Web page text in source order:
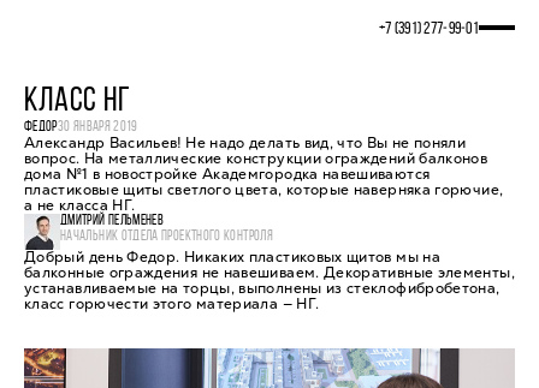
+7 (391) 277‒99‒01
КЛАСС НГ
ФЕДОР30 ЯНВАРЯ 2019
Александр Васильев! Не надо делать вид, что Вы не поняли
вопрос. На металлические конструкции ограждений балконов
дома №1 в новостройке Академгородка навешиваются
пластиковые щиты светлого цвета, которые наверняка горючие,
а не класса НГ.
ДМИТРИЙ ПЕЛЬМЕНЕВ
НАЧАЛЬНИК ОТДЕЛА ПРОЕКТНОГО КОНТРОЛЯ
Добрый день Федор. Никаких пластиковых щитов мы на
балконные ограждения не навешиваем. Декоративные элементы,
устанавливаемые на торцы, выполнены из стеклофибробетона,
класс горючести этого материала — НГ.